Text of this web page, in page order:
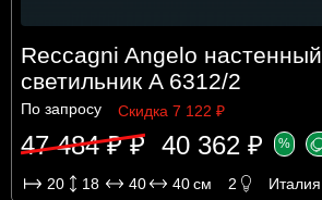
Reccagni Angelo настенный
светильник A 6312/2
По запросу Скидка 7 122 ₽
47 484 ₽ ₽ 40 362 ₽ %
20 18 40 40см 2 Италия